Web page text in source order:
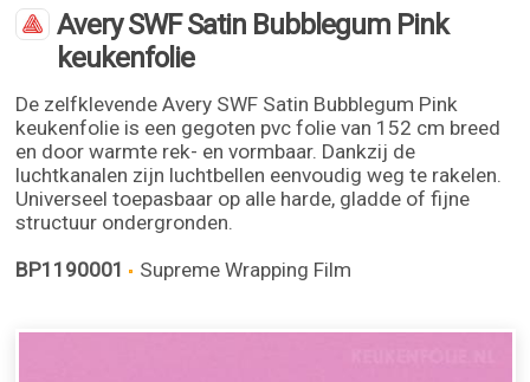
Avery SWF Satin Bubblegum Pink
keukenfolie
De zelfklevende Avery SWF Satin Bubblegum Pink
keukenfolie is een gegoten pvc folie van 152 cm breed
en door warmte rek- en vormbaar. Dankzij de
luchtkanalen zijn luchtbellen eenvoudig weg te rakelen.
Universeel toepasbaar op alle harde, gladde of fijne
structuur ondergronden.
BP1190001
Supreme Wrapping Film